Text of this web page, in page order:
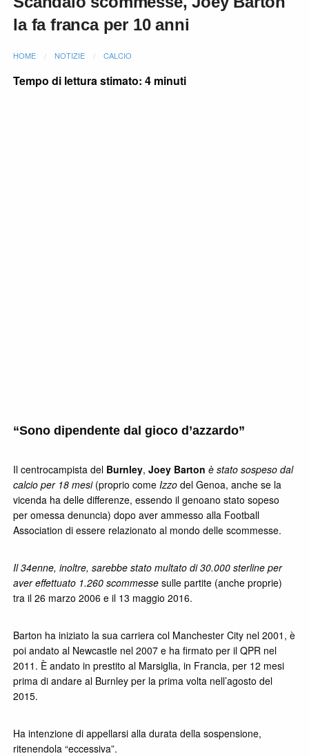
la fa franca per 10 anni
HOME NOTIZIE CALCIO
Tempo di lettura stimato: 4 minuti
“Sono dipendente dal gioco d’azzardo”
Il centrocampista del Burnley,Joey Barton è stato sospeso dal
calcio per 18 mesi (proprio come Izzo del Genoa, anche se la
vicenda ha delle differenze, essendo il genoano stato sopeso
per omessa denuncia) dopo aver ammesso alla Football
Association di essere relazionato al mondo delle scommesse.
Il 34enne, inoltre, sarebbe stato multato di 30.000 sterline per
aver effettuato 1.260 scommesse sulle partite (anche proprie)
tra il 26 marzo 2006 e il 13 maggio 2016.
Barton ha iniziato la sua carriera col Manchester City nel 2001, è
poi andato al Newcastle nel 2007 e ha firmato per il QPR nel
2011. È andato in prestito al Marsiglia, in Francia, per 12 mesi
prima di andare al Burnley per la prima volta nell’agosto del
2015.
Ha intenzione di appellarsi alla durata della sospensione,
ritenendola “eccessiva”.